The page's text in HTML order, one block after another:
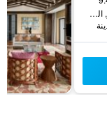
5 Lingyin Road, هانغزهو, الصين